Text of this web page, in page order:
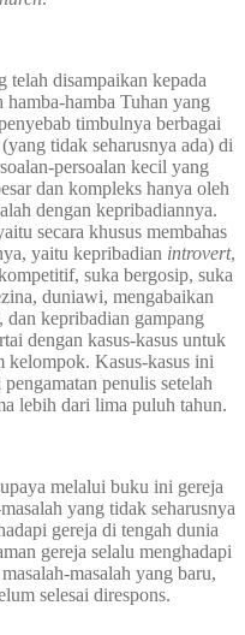
telah disampaikan kepada
hamba Tuhan yang
timbulnya berbagai
tidak seharusnya ada) di
persoalan kecil yang
dan kompleks hanya oleh
dengan kepribadiannya.
secara khusus membahas
yaitu kepribadian introvert,
suka bergosip, suka
duniawi, mengabaikan
dan kepribadian gampang
dengan kasus-kasus untuk
kelompok. Kasus-kasus ini
penulis setelah
lebih dari lima puluh tahun.
melalui buku ini gereja
yang tidak seharusnya
gereja di tengah dunia
gereja selalu menghadapi
masalah yang baru,
selesai direspons.